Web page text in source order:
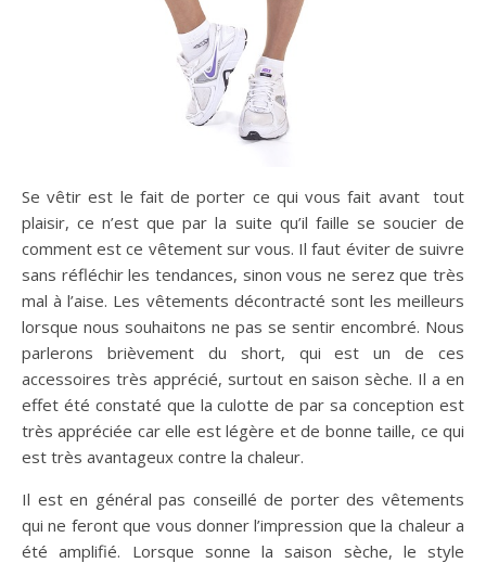
Se vêtir est le fait de porter ce qui vous fait avant tout
plaisir, ce n’est que par la suite qu’il faille se soucier de
comment est ce vêtement sur vous. Il faut éviter de suivre
sans réfléchir les tendances, sinon vous ne serez que très
mal à l’aise. Les vêtements décontracté sont les meilleurs
lorsque nous souhaitons ne pas se sentir encombré. Nous
parlerons brièvement du short, qui est un de ces
accessoires très apprécié, surtout en saison sèche. Il a en
effet été constaté que la culotte de par sa conception est
très appréciée car elle est légère et de bonne taille, ce qui
est très avantageux contre la chaleur.
Il est en général pas conseillé de porter des vêtements
qui ne feront que vous donner l’impression que la chaleur a
été amplifié. Lorsque sonne la saison sèche, le style